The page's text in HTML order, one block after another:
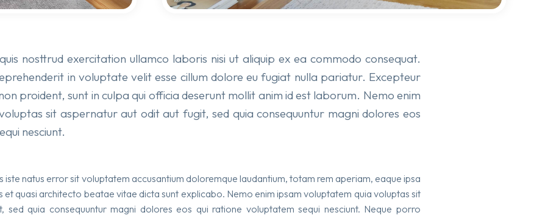
nosttrud exercitation ullamco laboris nisi ut aliquip ex ea commodo consequat.
in voluptate velit esse cillum dolore eu fugiat nulla pariatur. Excepteur
proident, sunt in culpa qui officia deserunt mollit anim id est laborum. Nemo enim
sit aspernatur aut odit aut fugit, sed quia consequuntur magni dolores eos
nesciunt.
iste natus error sit voluptatem accusantium doloremque laudantium, totam rem aperiam, eaque ipsa
et quasi architecto beatae vitae dicta sunt explicabo. Nemo enim ipsam voluptatem quia voluptas sit
sed quia consequuntur magni dolores eos qui ratione voluptatem sequi nesciunt. Neque porro